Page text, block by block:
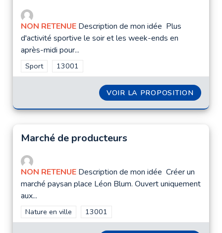
NON RETENUE Description de mon idée Plus
d'activité sportive le soir et les week-ends en
après-midi pour...
Filtrer les résultats de la catégorie : Sport
Sport Filtrer les résultats pour le secteur : 13001
13001
VOIR LA PROPOSITION
Marché de producteurs
NON RETENUE Description de mon idée Créer un
marché paysan place Léon Blum. Ouvert uniquement
aux...
Filtrer les résultats de la catégorie : Nature en ville
Nature en ville Filtrer les résultats pour le secteur :
13001